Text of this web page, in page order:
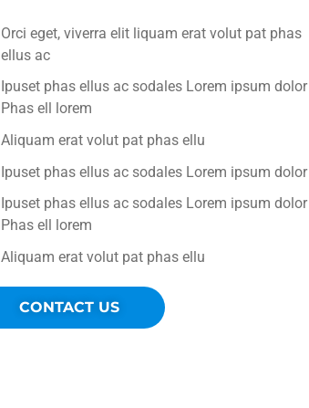
Orci eget, viverra elit liquam erat volut pat phas
ellus ac
Ipuset phas ellus ac sodales Lorem ipsum dolor
Phas ell lorem
Aliquam erat volut pat phas ellu
Ipuset phas ellus ac sodales Lorem ipsum dolor
Ipuset phas ellus ac sodales Lorem ipsum dolor
Phas ell lorem
Aliquam erat volut pat phas ellu
CONTACT US